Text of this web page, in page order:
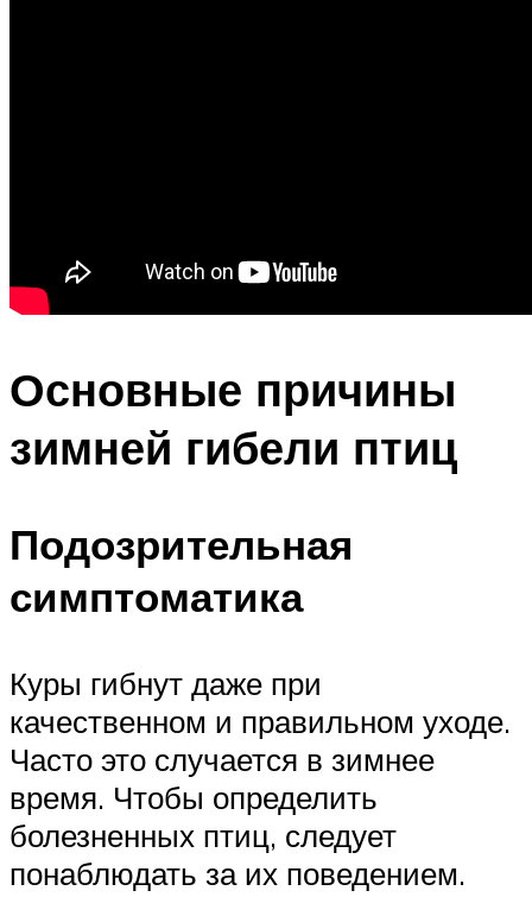
Основные причины
зимней гибели птиц
Подозрительная
симптоматика
Куры гибнут даже при
качественном и правильном уходе.
Часто это случается в зимнее
время. Чтобы определить
болезненных птиц, следует
понаблюдать за их поведением.